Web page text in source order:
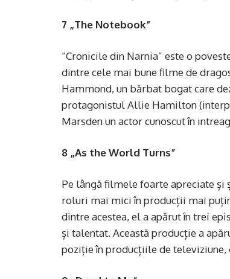
7 „The Notebook”
“Cronicile din Narnia” este o
dintre cele mai bune filme de
Hammond, un bărbat bogat care
protagonistul Allie Hamilton
Marsden un actor cunoscut în
8 „As the World Turns”
Pe lângă filmele foarte apreciate
roluri mai mici în producții mai
dintre acestea, el a apărut în trei
și talentat. Această producție a
poziție în producțiile de televiziune,